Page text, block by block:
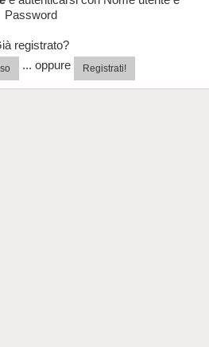
Password
registrato?
... oppure Registrati!